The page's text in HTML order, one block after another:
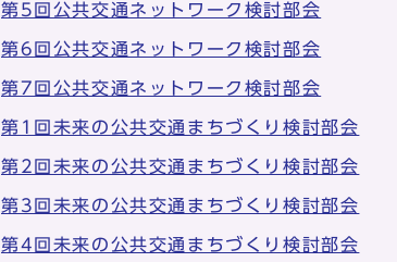
第5回公共交通ネットワーク検討部会
第6回公共交通ネットワーク検討部会
第7回公共交通ネットワーク検討部会
第1回未来の公共交通まちづくり検討部会
第2回未来の公共交通まちづくり検討部会
第3回未来の公共交通まちづくり検討部会
第4回未来の公共交通まちづくり検討部会